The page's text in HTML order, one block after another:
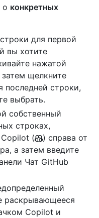
о конкретных
для первой
вы хотите
нажатой
затем щелкните
последней строки,
выбрать.
собственный
строках,
(
) справа от
а затем введите
Чат GitHub
раскрывающееся
Copilot и